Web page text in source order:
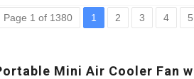
Page 1 of 1380 1 2 3 4 5
Mini Air Cooler Fan